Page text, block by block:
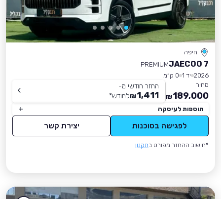
חיפה
JAECOO 7
PREMIUM
2026 יד 1
0 ק״מ
מחיר
189,000
₪
החזר חודשי מ-
1,411
₪לחודש*
תוספות לעיסקה
לפגישה בסוכנות יצירת קשר
*חישוב ההחזר מפורט בתקנון